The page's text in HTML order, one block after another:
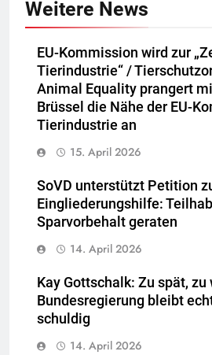
Weitere News
EU-Kommission wird zur
Tierindustrie“ /
Animal Equality prangert
Brüssel die Nähe der EU-
Tierindustrie an
15. April 2026
SoVD unterstützt Petition
Eingliederungshilfe:
Sparvorbehalt geraten
14. April 2026
Kay Gottschalk: Zu spät, zu
Bundesregierung bleibt
schuldig
14. April 2026